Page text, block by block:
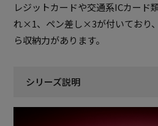
レジットカードや交通系ICカード
れ×1、ペン差し×3が付いており
ら収納力があります。
シリーズ説明